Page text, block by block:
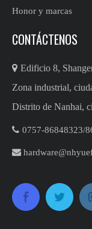
Honor y marcas
CONTÁCTENOS
 Edificio 8,
Zona industrial,
Distrito de Nanhai,
 0757-86848323/
